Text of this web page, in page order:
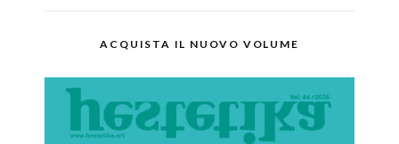
ACQUISTA IL NUOVO VOLUME